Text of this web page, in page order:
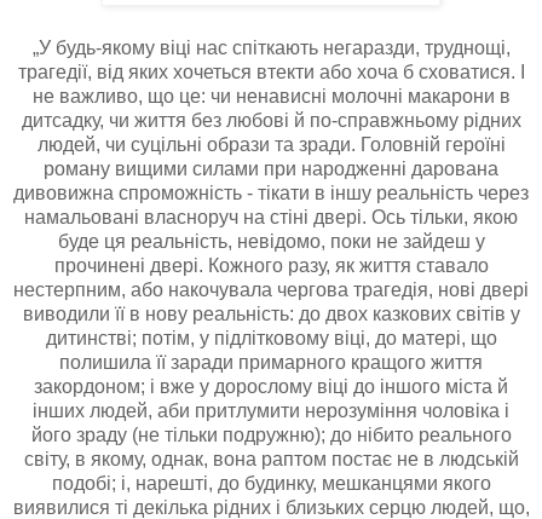
„У будь-якому віці нас спіткають негаразди, труднощі,
трагедії, від яких хочеться втекти або хоча б сховатися. І
не важливо, що це: чи ненависні молочні макарони в
дитсадку, чи життя без любові й по-справжньому рідних
людей, чи суцільні образи та зради. Головній героїні
роману вищими силами при народженні дарована
дивовижна спроможність - тікати в іншу реальність через
намальовані власноруч на стіні двері. Ось тільки, якою
буде ця реальність, невідомо, поки не зайдеш у
прочинені двері. Кожного разу, як життя ставало
нестерпним, або накочувала чергова трагедія, нові двері
виводили її в нову реальність: до двох казкових світів у
дитинстві; потім, у підлітковому віці, до матері, що
полишила її заради примарного кращого життя
закордоном; і вже у дорослому віці до іншого міста й
інших людей, аби притлумити нерозуміння чоловіка і
його зраду (не тільки подружню); до нібито реального
світу, в якому, однак, вона раптом постає не в людській
подобі; і, нарешті, до будинку, мешканцями якого
виявилися ті декілька рідних і близьких серцю людей, що,